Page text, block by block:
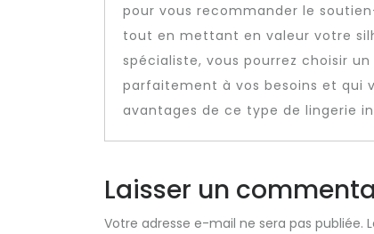
pour vous recommander le
tout en mettant en valeur votre
spécialiste, vous pourrez choisir
parfaitement à vos besoins et qui
avantages de ce type de lingerie
Laisser un
Votre adresse e-mail ne sera pas publiée.